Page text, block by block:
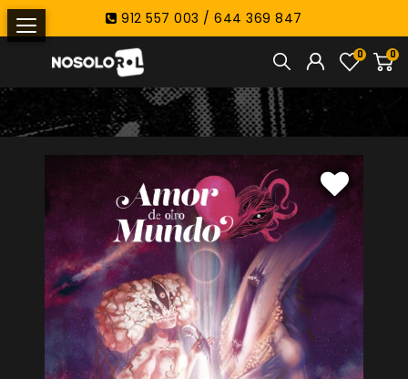
912 557 003 / 644 369 847
0
0